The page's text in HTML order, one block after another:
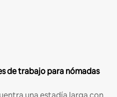
de trabajo para nómadas